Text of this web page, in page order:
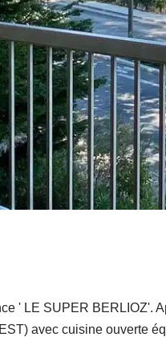
' LE SUPER BERLIOZ'.
avec cuisine ouverte